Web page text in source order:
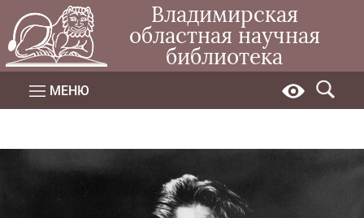
Владимирская
областная научная
библиотека
МЕНЮ